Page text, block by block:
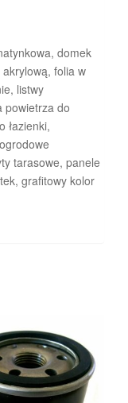
domek
folia w
listwy
powietrza do
łazienki,
tarasowe, panele
grafitowy kolor